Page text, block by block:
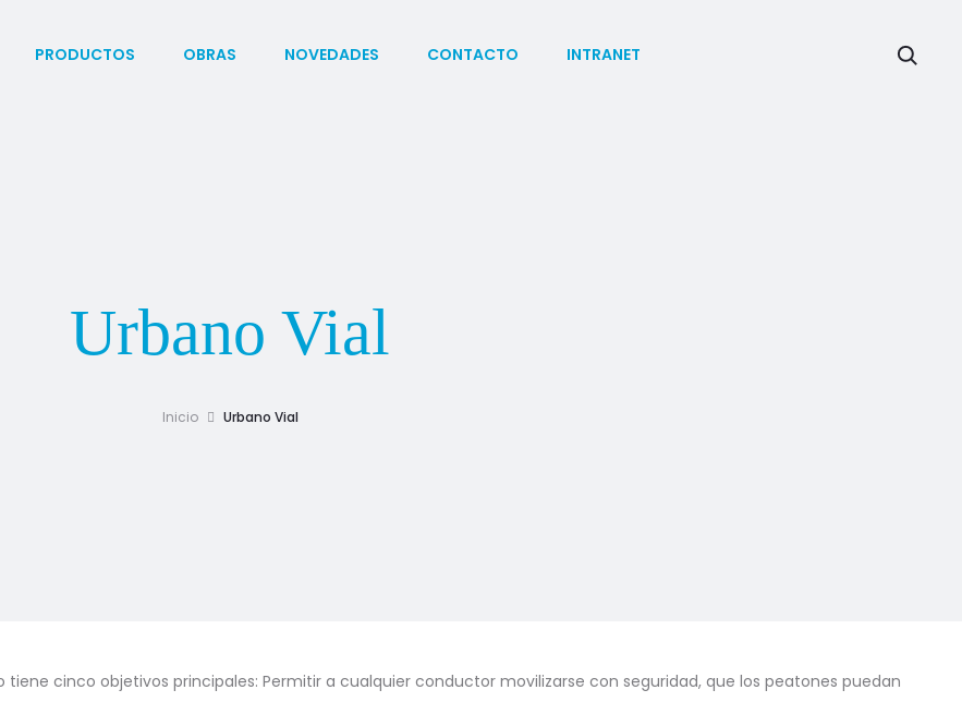
PRODUCTOS OBRAS NOVEDADES CONTACTO INTRANET
Urbano Vial
Inicio Urbano Vial
tiene cinco objetivos principales: Permitir a cualquier conductor movilizarse con seguridad, que los peatones puedan